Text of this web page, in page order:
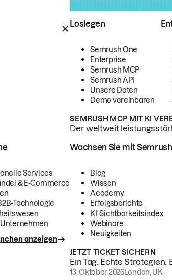
Loslegen
Semrush One
Enterprise
Semrush MCP
Semrush API
Unsere Daten
Demo vereinbaren
SEMRUSH MCP MIT KI
Der weltweit
Services
& E-Commerce
Technologie
anzeigen
Wachsen Sie mit Semrush
Blog
Wissen
Academy
Erfolgsberichte
KI-Sichtbarkeitsindex
Webinare
Neuigkeiten
JETZT TICKET SICHERN
Ein Tag. Echte
13. Oktober 2026London, UK